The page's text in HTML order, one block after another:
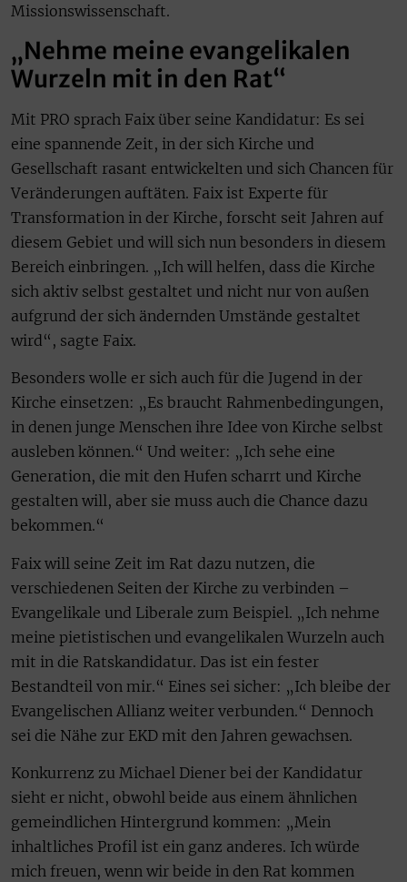
Missionswissenschaft.
„Nehme meine evangelikalen
Wurzeln mit in den Rat“
Mit PRO sprach Faix über seine Kandidatur: Es sei
eine spannende Zeit, in der sich Kirche und
Gesellschaft rasant entwickelten und sich Chancen für
Veränderungen auftäten. Faix ist Experte für
Transformation in der Kirche, forscht seit Jahren auf
diesem Gebiet und will sich nun besonders in diesem
Bereich einbringen. „Ich will helfen, dass die Kirche
sich aktiv selbst gestaltet und nicht nur von außen
aufgrund der sich ändernden Umstände gestaltet
wird“, sagte Faix.
Besonders wolle er sich auch für die Jugend in der
Kirche einsetzen: „Es braucht Rahmenbedingungen,
in denen junge Menschen ihre Idee von Kirche selbst
ausleben können.“ Und weiter: „Ich sehe eine
Generation, die mit den Hufen scharrt und Kirche
gestalten will, aber sie muss auch die Chance dazu
bekommen.“
Faix will seine Zeit im Rat dazu nutzen, die
verschiedenen Seiten der Kirche zu verbinden –
Evangelikale und Liberale zum Beispiel. „Ich nehme
meine pietistischen und evangelikalen Wurzeln auch
mit in die Ratskandidatur. Das ist ein fester
Bestandteil von mir.“ Eines sei sicher: „Ich bleibe der
Evangelischen Allianz weiter verbunden.“ Dennoch
sei die Nähe zur EKD mit den Jahren gewachsen.
Konkurrenz zu Michael Diener bei der Kandidatur
sieht er nicht, obwohl beide aus einem ähnlichen
gemeindlichen Hintergrund kommen: „Mein
inhaltliches Profil ist ein ganz anderes. Ich würde
mich freuen, wenn wir beide in den Rat kommen